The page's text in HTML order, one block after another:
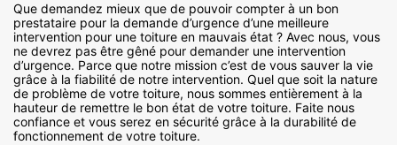
Que demandez mieux que de pouvoir compter à un bon
prestataire pour la demande d’urgence d’une meilleure
intervention pour une toiture en mauvais état ? Avec nous, vous
ne devrez pas être gêné pour demander une intervention
d’urgence. Parce que notre mission c’est de vous sauver la vie
grâce à la fiabilité de notre intervention. Quel que soit la nature
de problème de votre toiture, nous sommes entièrement à la
hauteur de remettre le bon état de votre toiture. Faite nous
confiance et vous serez en sécurité grâce à la durabilité de
fonctionnement de votre toiture.